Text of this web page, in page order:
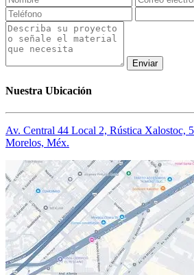
Enviar
Nuestra Ubicación
Av. Central 44 Local 2, Rústica Xalostoc,
Morelos, Méx.